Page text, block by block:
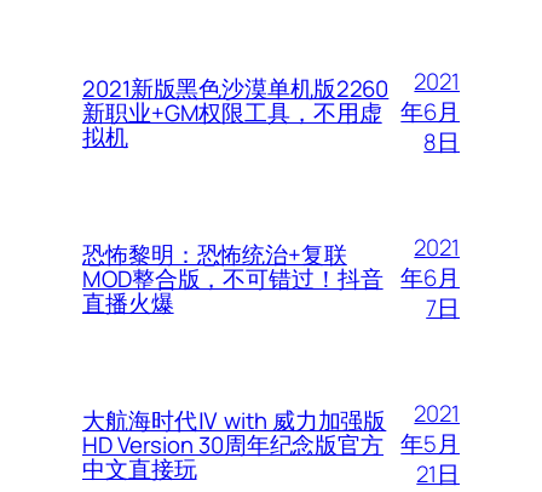
2021新版黑色沙漠单机版2260
新职业+GM权限工具，不用虚
拟机
2021
年6月
8日
恐怖黎明：恐怖统治+复联
MOD整合版，不可错过！抖音
直播火爆
2021
年6月
7日
大航海时代Ⅳ with 威力加强版
HD Version 30周年纪念版官方
中文直接玩
2021
年5月
21日